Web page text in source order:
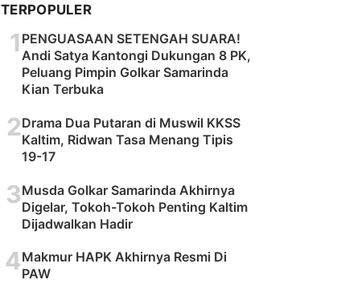
TERPOPULER
1 PENGUASAAN SETENGAH SUARA!
Andi Satya Kantongi Dukungan 8 PK,
Peluang Pimpin Golkar Samarinda
Kian Terbuka
2Drama Dua Putaran di Muswil KKSS
Kaltim, Ridwan Tasa Menang Tipis
19-17
3Musda Golkar Samarinda Akhirnya
Digelar, Tokoh-Tokoh Penting Kaltim
Dijadwalkan Hadir
4Makmur HAPK Akhirnya Resmi Di
PAW